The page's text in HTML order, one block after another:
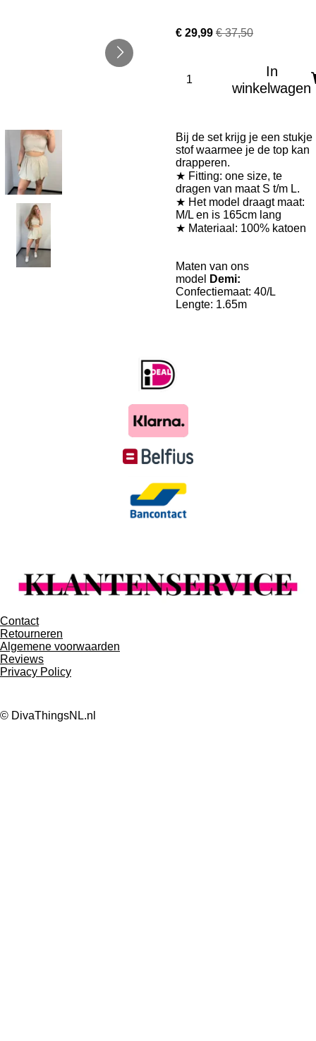
€ 29,99 € 37,50
In
winkelwagen
Bij de set krijg je een stukje
stof waarmee je de top kan
drapperen.
★ Fitting: one size, te
dragen van maat S t/m L.
★ Het model draagt maat:
M/L en is 165cm lang
★ Materiaal: 100% katoen
Maten van ons
model
Demi:
Confectiemaat: 40/L
Lengte: 1.65m
Contact
Retourneren
Algemene voorwaarden
Reviews
Privacy Policy
© DivaThingsNL.nl